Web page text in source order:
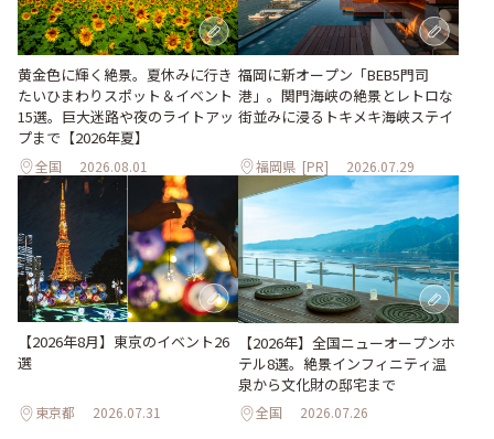
黄金色に輝く絶景。夏休みに行き
たいひまわりスポット＆イベント
15選。巨大迷路や夜のライトアッ
プまで【2026年夏】
全国 2026.08.01
福岡に新オープン「BEB5門司
港」。関門海峡の絶景とレトロな
街並みに浸るトキメキ海峡ステイ
福岡県 [PR] 2026.07.29
【2026年8月】東京のイベント26
選
東京都 2026.07.31
【2026年】全国ニューオープンホ
テル8選。絶景インフィニティ温
泉から文化財の邸宅まで
全国 2026.07.26